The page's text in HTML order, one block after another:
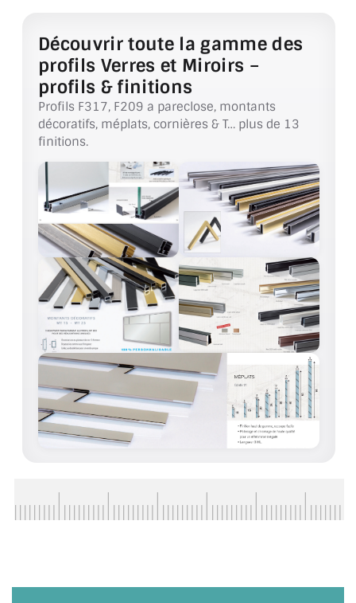
VERRIÈRE TYPE ATELIER
VERRES TEXTURÉS
PLEXIGLAS PMMA
ACCESSOIRES & QUINCAILLERIE
CATALOGUE DE PROFILS ET FIXATION DU
VERRE
LES FIXATIONS POUR MIROIR
LES PROFILS PAROI DE VERRE
VITRINE EN VERRE
CONNECTEURS ET ASSEMBLAGE DE VERRES
PLATS ET CORNIÈRES
BOUTONS ET POIGNÉES
Découvrir toute la gamme des
profils Verres et Miroirs –
profils & finitions
Profils F317, F209 a pareclose, montants
décoratifs, méplats, cornières & T… plus de 13
finitions.